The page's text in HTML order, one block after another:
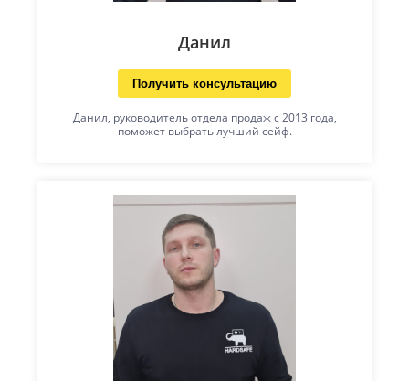
Данил
Получить консультацию
Данил, руководитель отдела продаж с 2013 года,
поможет выбрать лучший сейф.